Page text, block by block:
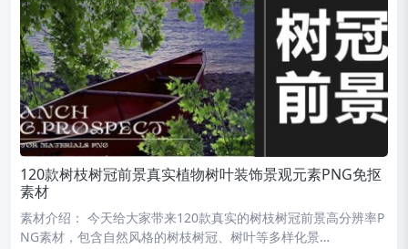
120款树枝树冠前景真实植物树叶装饰景观元素PNG免抠
素材
素材介绍： 今天给大家带来120款真实的树枝树冠前景高分辨率P
NG素材，包含自然风格的树枝树冠、树叶等多样化景…